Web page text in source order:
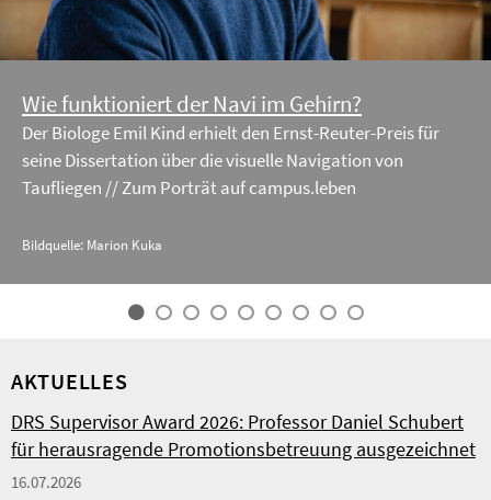
Wie funktioniert der Navi im Gehirn?
Der Biologe Emil Kind erhielt den Ernst-Reuter-Preis für
seine Dissertation über die visuelle Navigation von
Taufliegen // Zum Porträt auf campus.leben
Bildquelle: Marion Kuka
AKTUELLES
DRS Supervisor Award 2026: Professor Daniel Schubert
für herausragende Promotionsbetreuung ausgezeichnet
16.07.2026